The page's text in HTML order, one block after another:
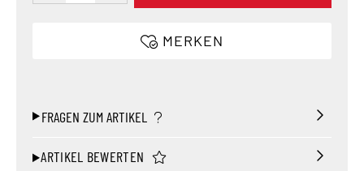
MERKEN
FRAGEN ZUM ARTIKEL
ARTIKEL BEWERTEN